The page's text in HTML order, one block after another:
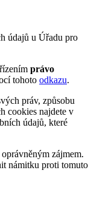
údajů u Úřadu pro
právo
tohoto odkazu.
práv, způsobu
cookies najdete v
údajů, které
zájmem.
námitku proti tomuto